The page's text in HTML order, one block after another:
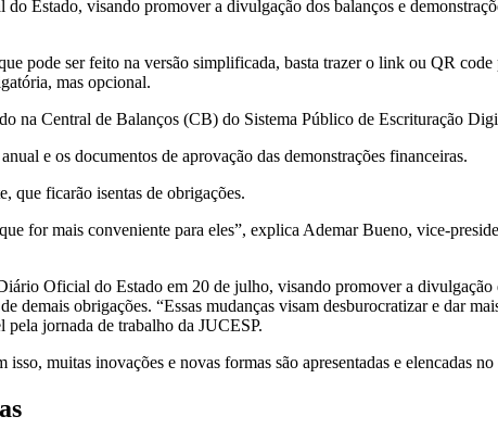
Estado, visando promover a divulgação dos balanços e
pode ser feito na versão simplificada, basta trazer o link ou QR
mas opcional.
na Central de Balanços (CB) do Sistema Público de Escrituração
e os documentos de aprovação das demonstrações financeiras.
que ficarão isentas de obrigações.
for mais conveniente para eles”, explica Ademar Bueno, vice-
Oficial do Estado em 20 de julho, visando promover a divulgação
demais obrigações. “Essas mudanças visam desburocratizar e dar
jornada de trabalho da JUCESP.
muitas inovações e novas formas são apresentadas e elencadas